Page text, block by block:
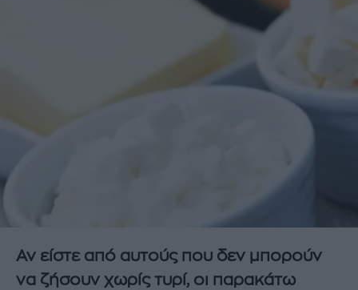
Αν είστε από αυτούς που δεν μπορούν
να ζήσουν χωρίς τυρί, οι παρακάτω